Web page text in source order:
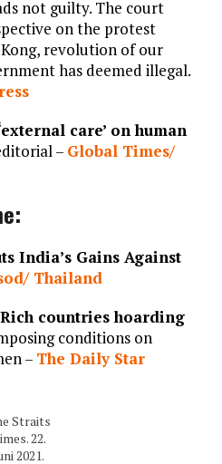
not guilty. The court
on the protest
revolution of our
has deemed illegal.
care’ on human
– Global Times/
India’s Gains Against
Thailand
Rich countries hoarding
conditions on
– The Daily Star
Straits
22.
2021.